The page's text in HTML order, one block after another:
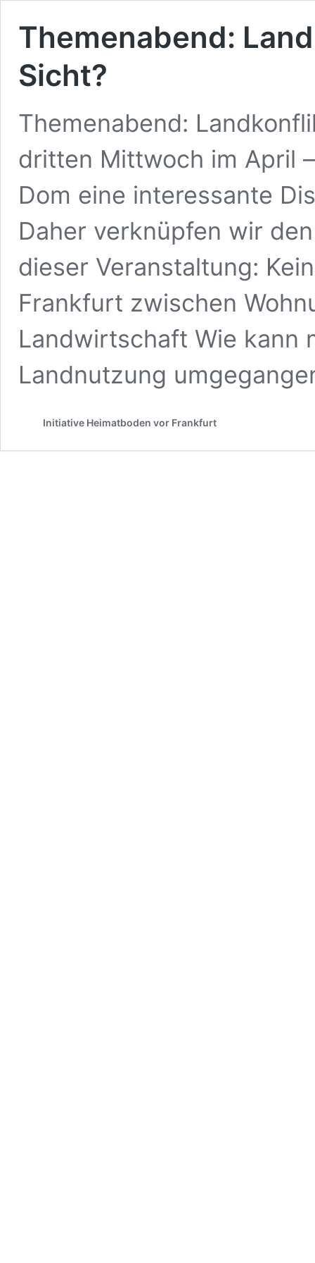
Themenabend:
Sicht?
Themenabend:
dritten Mittwoch im April
Dom eine interessante
Daher verknüpfen wir
dieser Veranstaltung:
Frankfurt zwischen
Landwirtschaft Wie kann
Landnutzung
Initiative Heimatboden vor Frankfurt